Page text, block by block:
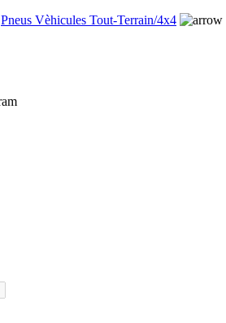
Pneus Vèhicules Tout-Terrain/4x4